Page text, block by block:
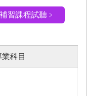
習課程試聽﹥
業科目